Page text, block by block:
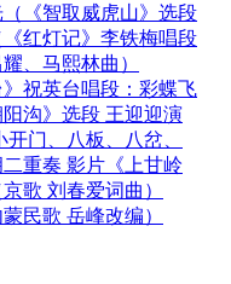
《智取威虎山》选段
红灯记》李铁梅唱段
、马熙林曲）
祝英台唱段：彩蝶飞
沟》选段 王迎迎演
门、八板、八岔、
重奏 影片《上甘岭
歌 刘春爱词曲）
民歌 岳峰改编）